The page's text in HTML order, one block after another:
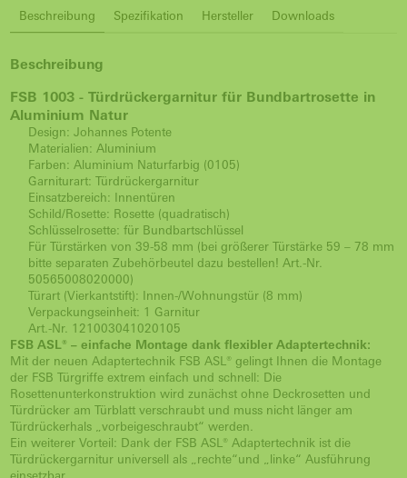
Beschreibung Spezifikation Hersteller Downloads
Beschreibung
FSB 1003 - Türdrückergarnitur für Bundbartrosette in
Aluminium Natur
Design: Johannes Potente
Materialien: Aluminium
Farben: Aluminium Naturfarbig (0105)
Garniturart: Türdrückergarnitur
Einsatzbereich: Innentüren
Schild/Rosette: Rosette (quadratisch)
Schlüsselrosette: für Bundbartschlüssel
Für Türstärken von 39-58 mm (bei größerer Türstärke 59 – 78 mm
bitte separaten Zubehörbeutel dazu bestellen! Art.-Nr.
50565008020000)
Türart (Vierkantstift): Innen-/Wohnungstür (8 mm)
Verpackungseinheit: 1 Garnitur
Art.-Nr. 121003041020105
FSB ASL® – einfache Montage dank flexibler Adaptertechnik:
Mit der neuen Adaptertechnik FSB ASL® gelingt Ihnen die Montage
der FSB Türgriffe extrem einfach und schnell: Die
Rosettenunterkonstruktion wird zunächst ohne Deckrosetten und
Türdrücker am Türblatt verschraubt und muss nicht länger am
Türdrückerhals „vorbeigeschraubt“ werden.
Ein weiterer Vorteil: Dank der FSB ASL® Adaptertechnik ist die
Türdrückergarnitur universell als „rechte“und „linke“ Ausführung